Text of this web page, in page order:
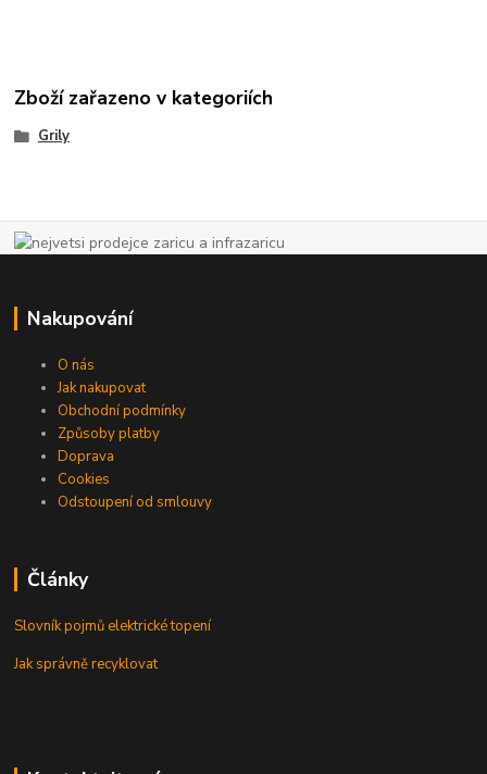
Zboží zařazeno v kategoriích
Grily
Nakupování
O nás
Jak nakupovat
Obchodní podmínky
Způsoby platby
Doprava
Cookies
Odstoupení od smlouvy
Články
Slovník pojmů elektrické topení
Jak správně recyklovat